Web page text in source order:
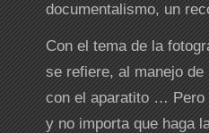
documentalismo, un
Con el tema de la
se refiere, al manejo
con el aparatito … Pero
y no importa que haga